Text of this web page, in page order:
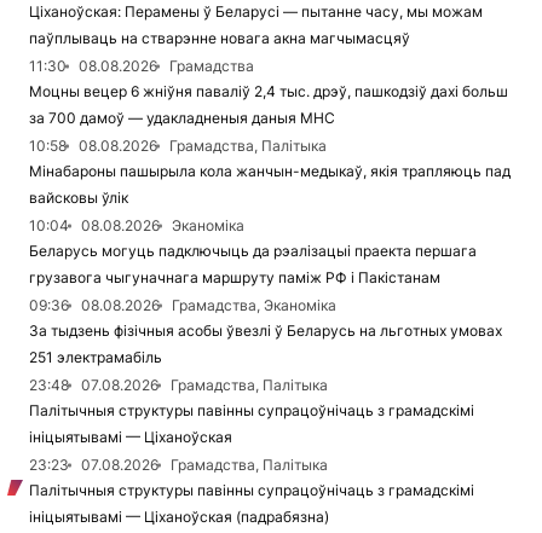
Ціханоўская: Перамены ў Беларусі — пытанне часу, мы можам
паўплываць на стварэнне новага акна магчымасцяў
11:30
08.08.2026
Грамадства
Моцны вецер 6 жніўня паваліў 2,4 тыс. дрэў, пашкодзіў дахі больш
за 700 дамоў — удакладненыя даныя МНС
10:58
08.08.2026
Грамадства, Палітыка
Мінабароны пашырыла кола жанчын-медыкаў, якія трапляюць пад
вайсковы ўлік
10:04
08.08.2026
Эканоміка
Беларусь могуць падключыць да рэалізацыі праекта першага
грузавога чыгуначнага маршруту паміж РФ і Пакістанам
09:36
08.08.2026
Грамадства, Эканоміка
За тыдзень фізічныя асобы ўвезлі ў Беларусь на льготных умовах
251 электрамабіль
23:48
07.08.2026
Грамадства, Палітыка
Палітычныя структуры павінны супрацоўнічаць з грамадскімі
ініцыятывамі — Ціханоўская
23:23
07.08.2026
Грамадства, Палітыка
Палітычныя структуры павінны супрацоўнічаць з грамадскімі
ініцыятывамі — Ціханоўская (падрабязна)